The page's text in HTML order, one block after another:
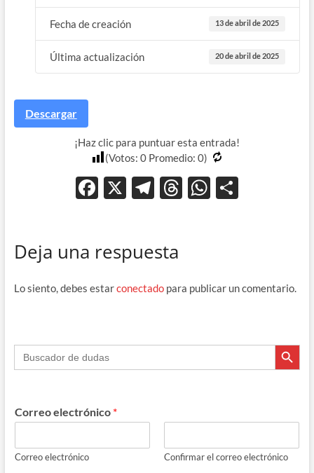
Fecha de creación 13 de abril de 2025
Última actualización 20 de abril de 2025
Descargar
¡Haz clic para puntuar esta entrada!
(Votos: 0Promedio: 0)
F
b
o
X T
gr
m
T
ds
W
p
ti
Deja una respuesta
Lo siento, debes estarconectadopara publicar un comentario.
Buscar: Botón de
Correo electrónico *
Correo electrónico Confirmar el correo electrónico